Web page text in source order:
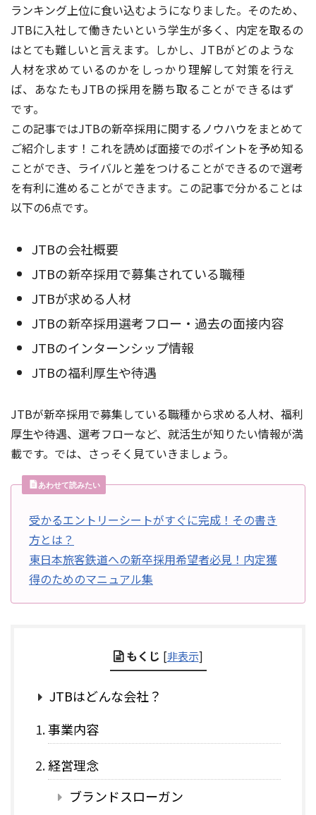
ランキング上位に食い込むようになりました。 そのため、
JTBに入社して働きたいという学生が多く、内定を取るの
はとても難しいと言えます。しかし、 JTBがどのような
人材を求めているのかをしっかり理解して対策を行え
ば、あなたもJTBの採用を勝ち取ることができるはず
です。
この記事ではJTBの新卒採用に関するノウハウをまとめて
ご紹介します！これを読めば面接でのポイントを予め知る
ことができ、ライバルと差をつけることができるので選考
を有利に進めることができます。この記事で分かることは
以下の6点です。
JTBの会社概要
JTBの新卒採用で募集されている職種
JTBが求める人材
JTBの新卒採用選考フロー・過去の面接内容
JTBのインターンシップ情報
JTBの福利厚生や待遇
JTBが新卒採用で募集している職種から求める人材、福利
厚生や待遇、選考フローなど、就活生が知りたい情報が満
載です。では、さっそく見ていきましょう。
あわせて読みたい
受かるエントリーシートがすぐに完成！その書き
方とは？
東日本旅客鉄道への新卒採用希望者必見！内定獲
得のためのマニュアル集
もくじ [非表示]
JTBはどんな会社？
事業内容
経営理念
ブランドスローガン